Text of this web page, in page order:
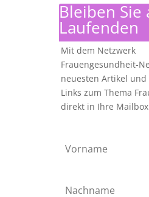
Bleiben Sie
Laufenden
Mit dem Netzwerk
Frauengesundheit-
neuesten Artikel
Links zum Thema
direkt in Ihre